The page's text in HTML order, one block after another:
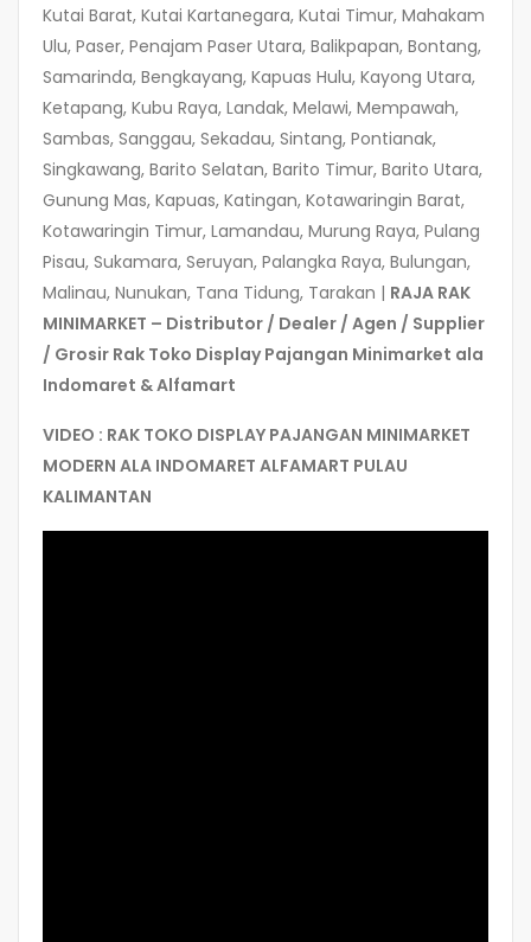
Kutai Barat, Kutai Kartanegara, Kutai Timur, Mahakam
Ulu, Paser, Penajam Paser Utara, Balikpapan, Bontang,
Samarinda, Bengkayang, Kapuas Hulu, Kayong Utara,
Ketapang, Kubu Raya, Landak, Melawi, Mempawah,
Sambas, Sanggau, Sekadau, Sintang, Pontianak,
Singkawang, Barito Selatan, Barito Timur, Barito Utara,
Gunung Mas, Kapuas, Katingan, Kotawaringin Barat,
Kotawaringin Timur, Lamandau, Murung Raya, Pulang
Pisau, Sukamara, Seruyan, Palangka Raya, Bulungan,
Malinau, Nunukan, Tana Tidung, Tarakan | RAJA RAK
MINIMARKET – Distributor / Dealer / Agen / Supplier
/ Grosir Rak Toko Display Pajangan Minimarket ala
Indomaret & Alfamart
VIDEO : RAK TOKO DISPLAY PAJANGAN MINIMARKET
MODERN ALA INDOMARET ALFAMART PULAU
KALIMANTAN